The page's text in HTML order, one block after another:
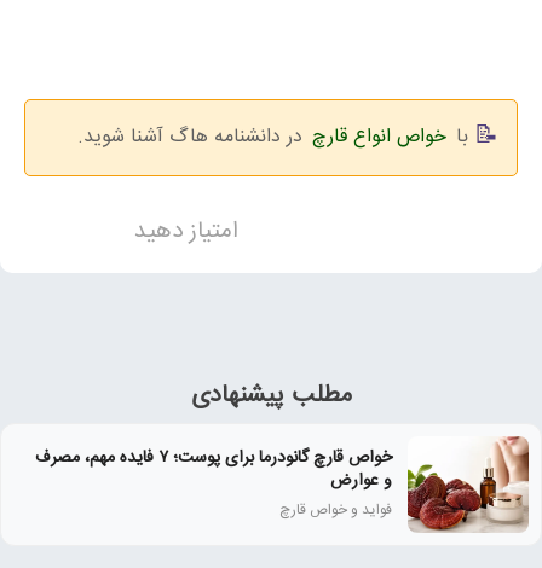
با خواص انواع قارچ در دانشنامه هاگ آشنا شوید.
امتیاز دهید
مطلب پیشنهادی
خواص قارچ گانودرما برای پوست؛ ۷ فایده مهم، مصرف
و عوارض
فواید و خواص قارچ